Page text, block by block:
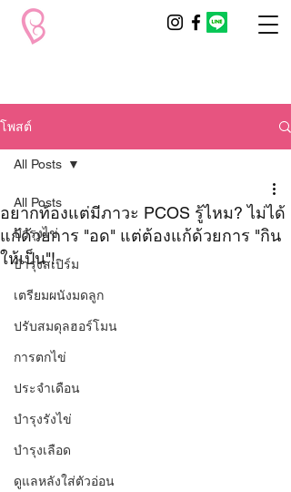
โพสต์
All Posts
บำรุงไข่
บำรุงสเปิร์ม
เตรียมผนังมดลูก
ปรับสมดุลฮอร์โมน
การตกไข่
ประจำเดือน
บำรุงรังไข่
บำรุงเลือด
ดูแลหลังใส่ตัวอ่อน
All Posts
อยากท้องแต่มีภาวะ PCOS รู้ไหม? ไม่ได้
แก้ด้วยการ "อด" แต่ต้องแก้ด้วยการ "กิน
ให้เป็น"!